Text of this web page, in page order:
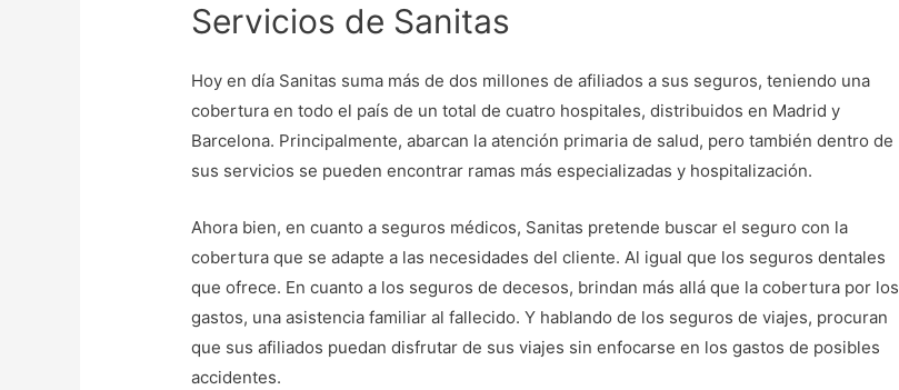
Servicios de Sanitas
Hoy en día Sanitas suma más de dos millones de afiliados a sus seguros, teniendo una
cobertura en todo el país de un total de cuatro hospitales, distribuidos en Madrid y
Barcelona. Principalmente, abarcan la atención primaria de salud, pero también dentro de
sus servicios se pueden encontrar ramas más especializadas y hospitalización.
Ahora bien, en cuanto a seguros médicos, Sanitas pretende buscar el seguro con la
cobertura que se adapte a las necesidades del cliente. Al igual que los seguros dentales
que ofrece. En cuanto a los seguros de decesos, brindan más allá que la cobertura por los
gastos, una asistencia familiar al fallecido. Y hablando de los seguros de viajes, procuran
que sus afiliados puedan disfrutar de sus viajes sin enfocarse en los gastos de posibles
accidentes.